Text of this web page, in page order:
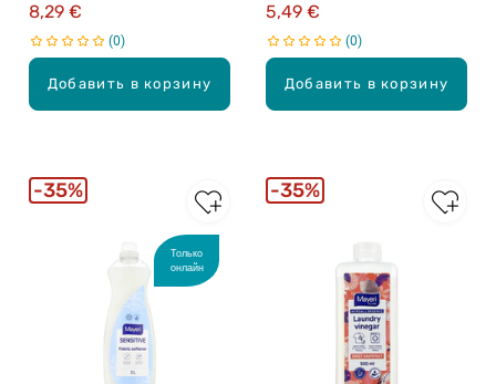
Добавить в корзину
8,29 €
0
Добавить в корзину
5,49 €
0
Только
онлайн
35% 35%